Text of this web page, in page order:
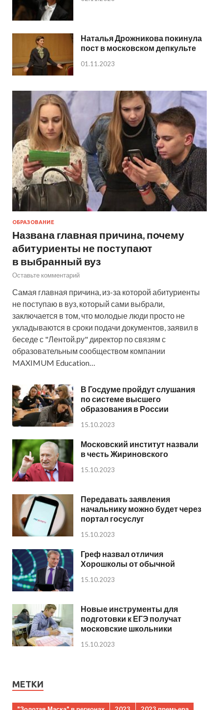
Наталья Дрожникова покинула
пост в московском депкульте
01.11.2023
ОБРАЗОВАНИЕ
Названа главная причина, почему
абитуриенты не поступают
в выбранный вуз
Оставьте комментарий
Самая главная причина, из-за которой абитуриенты
не поступаю в вуз, который сами выбрали,
заключается в том, что молодые люди просто не
укладываются в сроки подачи документов, заявил в
беседе с "Лентой.ру" директор по связям с
образовательным сообществом компании
MAXIMUM Education…
В Госдуме пройдут слушания
по системе высшего
образования в России
15.10.2023
Московский институт назвали
в честь Жириновского
15.10.2023
Передавать заявления
начальнику можно будет через
портал госуслуг
15.10.2023
Греф назвал отличия
Хорошколы от обычной
15.10.2023
Новые инструменты для
подготовки к ЕГЭ получат
московские школьники
15.10.2023
МЕТКИ